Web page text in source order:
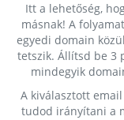
Itt a lehetőség,
másnak! A
egyedi domain
tetszik. Állítsd be 3
mindegyik
A kiválasztott
tudod irányítani a